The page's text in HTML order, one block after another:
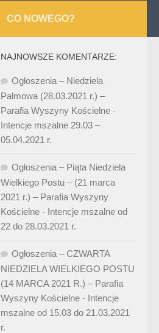
CO NOWEGO?
NAJNOWSZE KOMENTARZE:
Ogłoszenia – Niedziela
Palmowa (28.03.2021 r.) –
Parafia Wyszyny Kościelne -
Intencje mszalne 29.03 –
05.04.2021 r.
Ogłoszenia – Piąta Niedziela
Wielkiego Postu – (21 marca
2021 r.) – Parafia Wyszyny
Kościelne - Intencje mszalne od
22 do 28.03.2021 r.
Ogłoszenia – CZWARTA
NIEDZIELA WIELKIEGO POSTU
(14 MARCA 2021 R.) – Parafia
Wyszyny Kościelne - Intencje
mszalne od 15.03 do 21.03.2021
r.